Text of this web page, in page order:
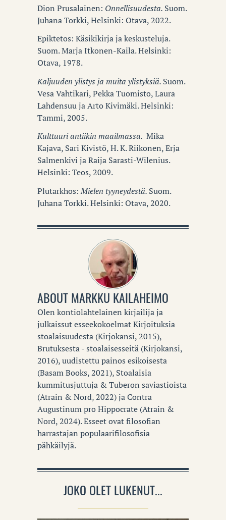
Dion Prusalainen: Onnellisuudesta. Suom.
Juhana Torkki, Helsinki: Otava, 2022.
Epiktetos: Käsikikirja ja keskusteluja.
Suom. Marja Itkonen-Kaila. Helsinki:
Otava, 1978.
Kaljuuden ylistys ja muita ylistyksiä. Suom.
Vesa Vahtikari, Pekka Tuomisto, Laura
Lahdensuu ja Arto Kivimäki. Helsinki:
Tammi, 2005.
Kulttuuri antiikin maailmassa. Mika
Kajava, Sari Kivistö, H. K. Riikonen, Erja
Salmenkivi ja Raija Sarasti-Wilenius.
Helsinki: Teos, 2009.
Plutarkhos:Mielen tyyneydestä. Suom.
Juhana Torkki. Helsinki: Otava, 2020.
ABOUTMARKKU KAILAHEIMO
Olen kontiolahtelainen kirjailija ja
julkaissut esseekokoelmat Kirjoituksia
stoalaisuudesta (Kirjokansi, 2015),
Brutuksesta - stoalaisesseitä (Kirjokansi,
2016), uudistettu painos esikoisesta
(Basam Books, 2021), Stoalaisia
kummitusjuttuja & Tuberon saviastioista
(Atrain & Nord, 2022) ja Contra
Augustinum pro Hippocrate (Atrain &
Nord, 2024). Esseet ovat filosofian
harrastajan populaarifilosofisia
pähkäilyjä.
JOKO OLET LUKENUT...